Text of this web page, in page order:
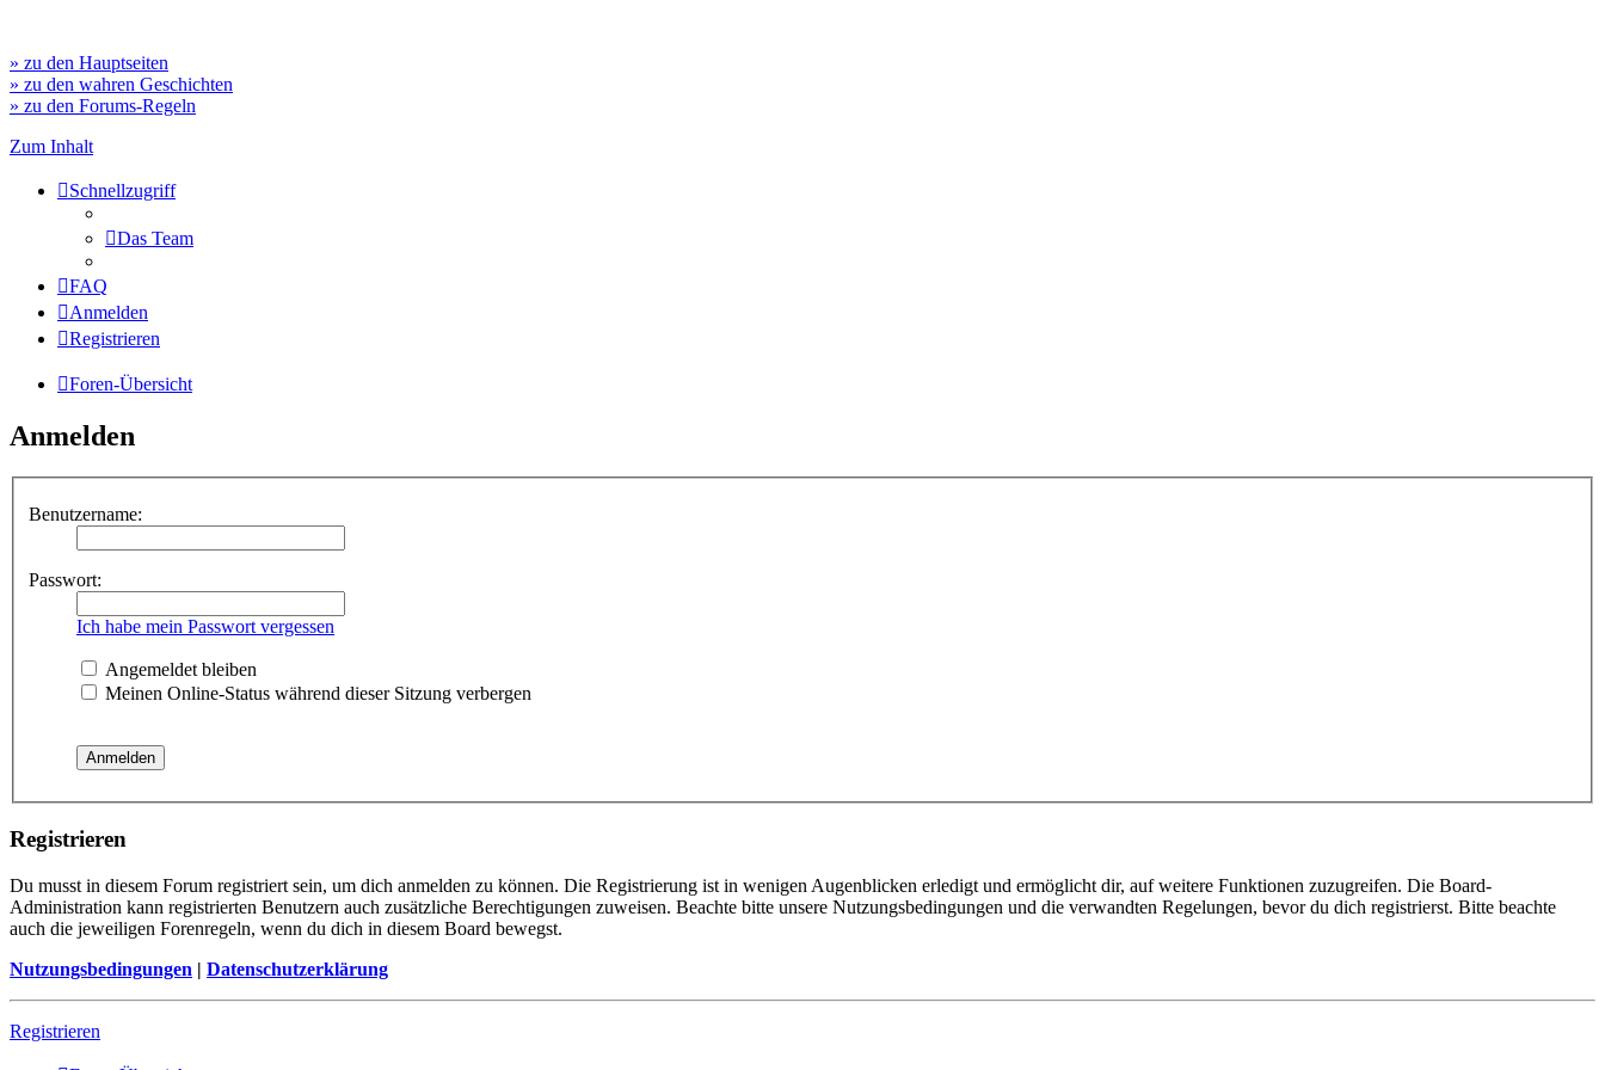
» zu den Hauptseiten
» zu den wahren Geschichten
» zu den Forums-Regeln
Zum Inhalt
Schnellzugriff
Das Team
FAQ
Anmelden
Registrieren
Foren-Übersicht
Anmelden
Benutzername:
Passwort:
Ich habe mein Passwort vergessen
Angemeldet bleiben
Meinen Online-Status während dieser Sitzung verbergen
Registrieren
Du musst in diesem Forum registriert sein, um dich anmelden zu können. Die Registrierung ist in wenigen Augenblicken erledigt und ermöglicht dir, auf weitere Funktionen zuzugreifen. Die Board-
Administration kann registrierten Benutzern auch zusätzliche Berechtigungen zuweisen. Beachte bitte unsere Nutzungsbedingungen und die verwandten Regelungen, bevor du dich registrierst. Bitte beachte
auch die jeweiligen Forenregeln, wenn du dich in diesem Board bewegst.
Nutzungsbedingungen | Datenschutzerklärung
Registrieren